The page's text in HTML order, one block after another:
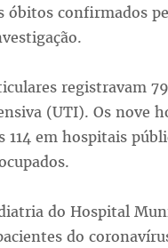
óbitos confirmados
registravam
(UTI). Os nove
em hospitais
do Hospital
do